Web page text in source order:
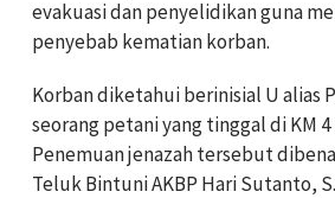
evakuasi dan penyelidikan guna
penyebab kematian korban.
Korban diketahui berinisial U alias
seorang petani yang tinggal di KM
Penemuan jenazah tersebut
Teluk Bintuni AKBP Hari Sutanto,